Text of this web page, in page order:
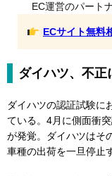
EC運営のパート
ECサイト無料
ダイハツ、不正
ダイハツの認証試験に
ている。4月に側面衝
が発覚。ダイハツはそ
車種の出荷を一旦停止